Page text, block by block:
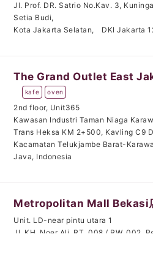
Jl. Prof. DR. Satrio No.Kav. 3,
Setia Budi,
Kota Jakarta Selatan, DKI Jakarta
The Grand Outlet East
kafe oven
2nd floor, Unit365
Kawasan Industri Taman Niaga
Trans Heksa KM 2+500, Kavling C9
Kacamatan Telukjambe Barat-
Java, Indonesia
Metropolitan Mall Bekasi
Unit. LD-near pintu utara 1
Jl. KH. Noer Ali, RT. 008 / RW. 002,